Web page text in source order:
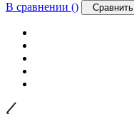
В сравнении () Сравнить